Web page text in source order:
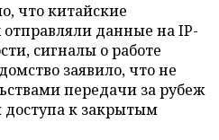
что китайские
данные на IP-
сигналы о работе
заявило, что не
передачи за рубеж
к закрытым